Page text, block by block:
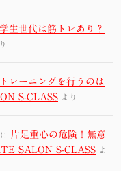
生世代は筋トレあり？
トレーニングを行うのは
S-CLASS より
に
片足重心の危険！無意
SALON S-CLASS よ